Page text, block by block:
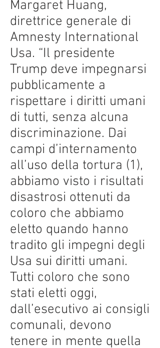
Margaret Huang,
direttrice generale di
Amnesty International
Usa. “Il presidente
Trump deve impegnarsi
pubblicamente a
rispettare i diritti umani
di tutti, senza alcuna
discriminazione. Dai
campi d’internamento
all’uso della tortura (1),
abbiamo visto i risultati
disastrosi ottenuti da
coloro che abbiamo
eletto quando hanno
tradito gli impegni degli
Usa sui diritti umani.
Tutti coloro che sono
stati eletti oggi,
dall’esecutivo ai consigli
comunali, devono
tenere in mente quella